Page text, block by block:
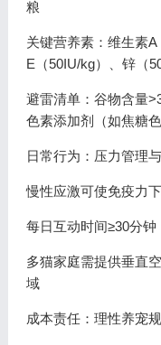
粮
关键营养素：维生素
E（50IU/kg）、锌（
避雷清单：谷物含量
色素添加剂（如焦糖
日常行为：压力管理
慢性应激可使免疫力
每日互动时间≥30分
多猫家庭需提供垂直
域
成本责任：理性养宠